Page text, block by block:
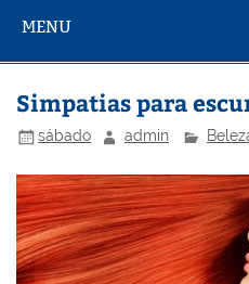
MENU
Simpatias para
sábado admin